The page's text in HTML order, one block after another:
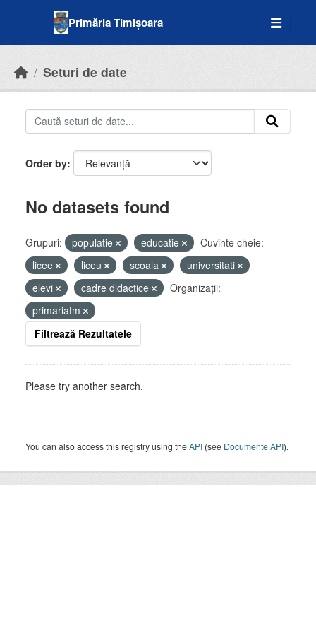
Primăria Timișoara
Seturi de date
Order by
No datasets found
Grupuri: populatie educatie
Cuvinte cheie:
licee
liceu scoala
universitati
elevi
cadre didactice
Organizații:
primariatm
Filtrează Rezultatele
Please try another search.
You can also access this registry using theAPI (see Documente API).